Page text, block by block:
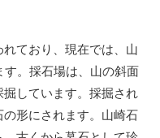
ており、現在では、山
。採石場は、山の斜面
しています。採掘され
形にされます。山崎石